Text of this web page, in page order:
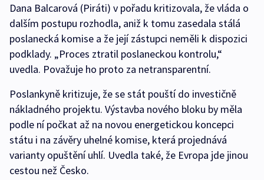
Dana Balcarová (Piráti) v pořadu kritizovala, že vláda o
dalším postupu rozhodla, aniž k tomu zasedala stálá
poslanecká komise a že její zástupci neměli k dispozici
podklady. „Proces ztratil poslaneckou kontrolu,“
uvedla. Považuje ho proto za netransparentní.
Poslankyně kritizuje, že se stát pouští do investičně
nákladného projektu. Výstavba nového bloku by měla
podle ní počkat až na novou energetickou koncepci
státu i na závěry uhelné komise, která projednává
varianty opuštění uhlí. Uvedla také, že Evropa jde jinou
cestou než Česko.